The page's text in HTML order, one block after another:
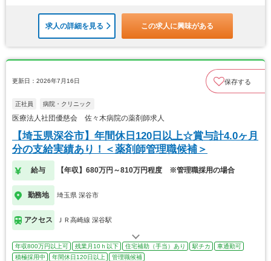
求人の詳細を見る この求人に興味がある
更新日：2026年7月16日 保存する
正社員 病院・クリニック
医療法人社団優慈会 佐々木病院の薬剤師求人
【埼玉県深谷市】年間休日120日以上☆賞与計4.0ヶ月
分の支給実績あり！＜薬剤師管理職候補＞
給与 【年収】680万円～810万円程度 ※管理職採用の場合
勤務地 埼玉県 深谷市
アクセス ＪＲ高崎線 深谷駅
年収800万円以上可 残業月10ｈ以下 住宅補助（手当）あり 駅チカ
車通勤可
積極採用中
年間休日120日以上 管理職候補